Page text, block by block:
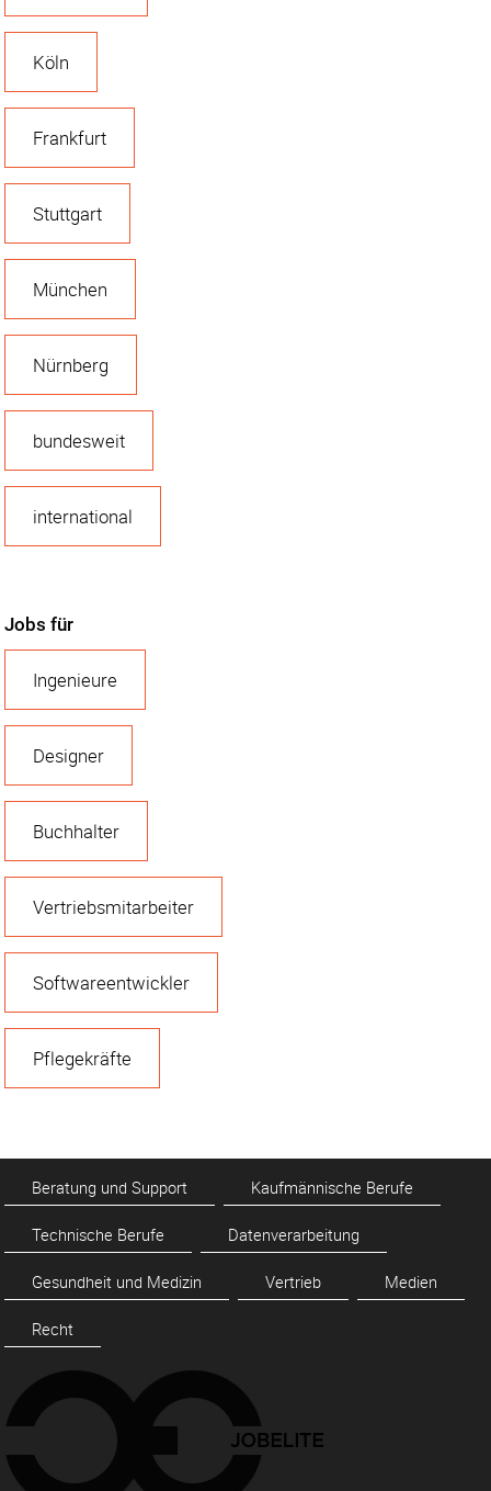
Köln
Frankfurt
Stuttgart
München
Nürnberg
bundesweit
international
Jobs für
Ingenieure
Designer
Buchhalter
Vertriebsmitarbeiter
Softwareentwickler
Pflegekräfte
Beratung und Support Kaufmännische Berufe
Technische Berufe Datenverarbeitung
Gesundheit und Medizin Vertrieb Medien
Recht